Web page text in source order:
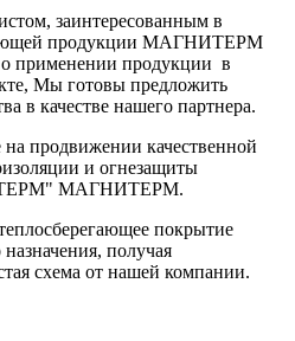
заинтересованным в
продукции МАГНИТЕРМ
применении продукции в
Мы готовы предложить
в качестве нашего партнера.
продвижении качественной
и огнезащиты
МАГНИТЕРМ.
покрытие
получая
схема от нашей компании.